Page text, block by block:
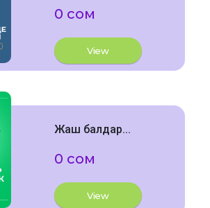
0 сом
View
Жаш балдар...
0 сом
View